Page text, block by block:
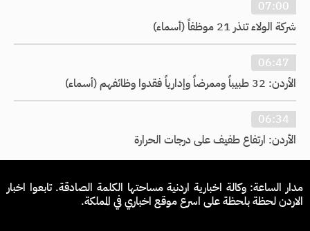
07:00
شركة الولاء تنذر 21 موظفاً (أسماء)
06:47
الأردن: 32 طبيباً وممرضاً وإدارياً فقدوا وظائفهم (أسماء)
06:34
الأردن: ارتفاع طفيف على درجات الحرارة
مدار الساعة: وكالة اخبارية اردنية مساحتها الكلمة الصادقة. تابعوا اخبار
الاردن لحظة بلحظة على اسرع موقع اخباري في المملكة.